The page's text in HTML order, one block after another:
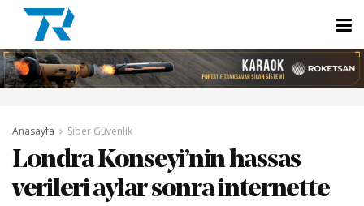
Anasayfa Siber Güvenlik
Londra Konseyi’nin hassas
verileri aylar sonra internette